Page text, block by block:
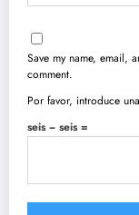
Save my name, email,
comment.
Por favor, introduce
seis − seis =